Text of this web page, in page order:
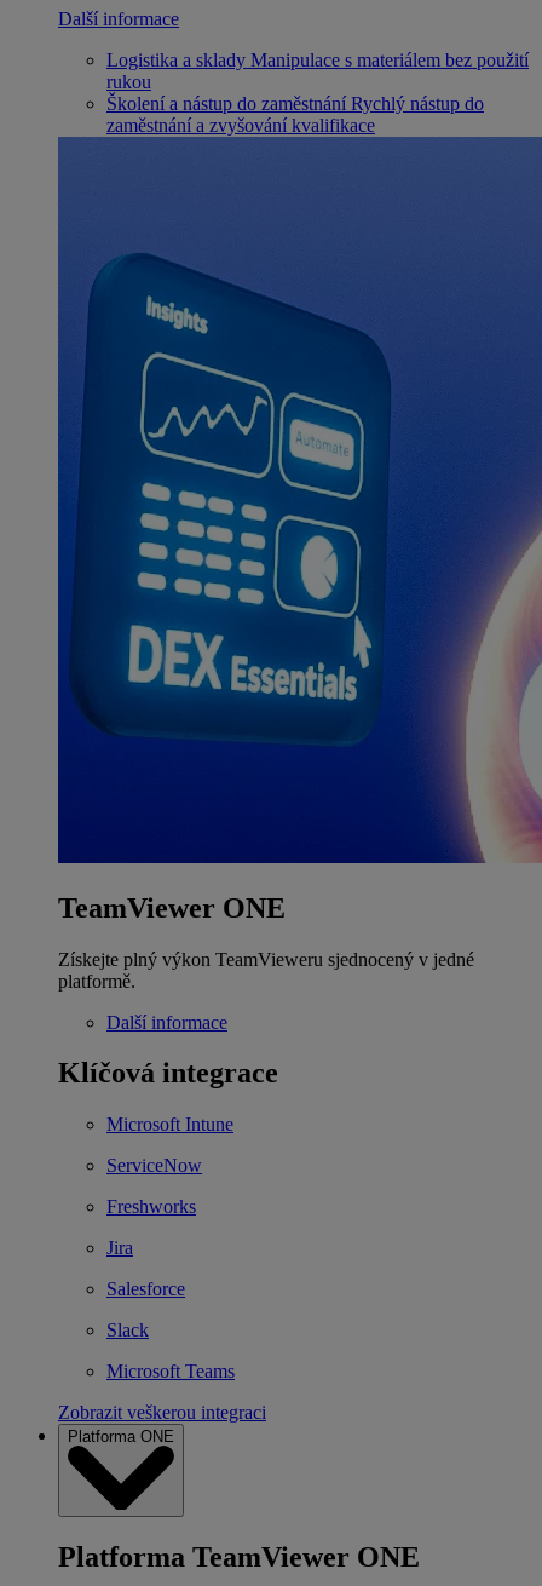
Další informace
Logistika a sklady Manipulace s materiálem bez použití
rukou
Školení a nástup do zaměstnání Rychlý nástup do
zaměstnání a zvyšování kvalifikace
TeamViewer ONE
Získejte plný výkon TeamVieweru sjednocený v jedné
platformě.
Další informace
Klíčová integrace
Microsoft Intune
ServiceNow
Freshworks
Jira
Salesforce
Slack
Microsoft Teams
Zobrazit veškerou integraci
Platforma ONE
Platforma TeamViewer ONE